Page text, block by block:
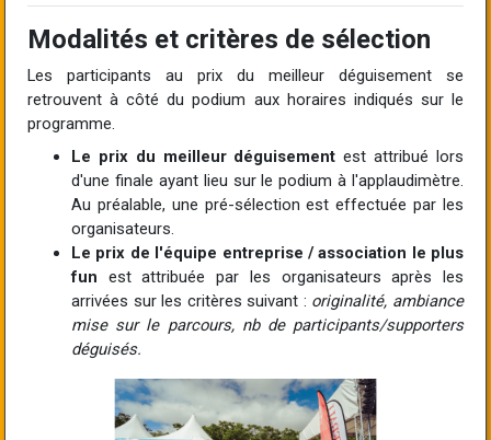
Modalités et critères de sélection
Les participants au prix du meilleur déguisement se
retrouvent à côté du podium aux horaires indiqués sur le
programme.
Le prix du meilleur déguisement est attribué lors
d'une finale ayant lieu sur le podium à l'applaudimètre.
Au préalable, une pré-sélection est effectuée par les
organisateurs.
Le prix de l'équipe entreprise / association le plus
fun est attribuée par les organisateurs après les
arrivées sur les critères suivant : originalité, ambiance
mise sur le parcours, nb de participants/supporters
déguisés.